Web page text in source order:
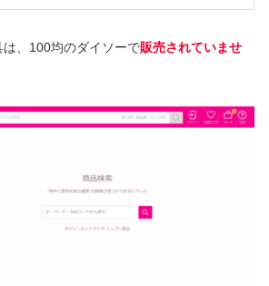
、100均のダイソーで販売されていませ